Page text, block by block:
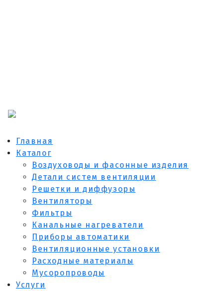
Главная
Каталог
Воздуховоды и фасонные изделия
Детали систем вентиляции
Решетки и диффузоры
Вентиляторы
Фильтры
Канальные нагреватели
Приборы автоматики
Вентиляционные установки
Расходные материалы
Мусоропроводы
Услуги